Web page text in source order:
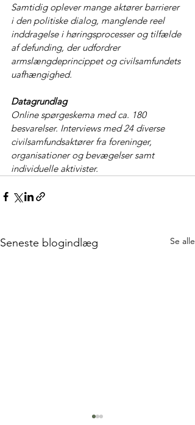
Samtidig oplever mange aktører barrierer
i den politiske dialog, manglende reel
inddragelse i høringsprocesser og tilfælde
af defunding, der udfordrer
armslængdeprincippet og civilsamfundets
uafhængighed.
Datagrundlag
Online spørgeskema med ca. 180
besvarelser. Interviews med 24 diverse
civilsamfundsaktører fra foreninger,
organisationer og bevægelser samt
individuelle aktivister.
Seneste blogindlæg Se alle